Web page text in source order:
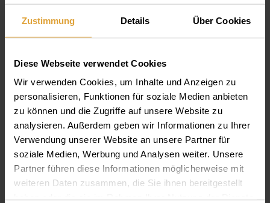
Zustimmung Details Über Cookies
Diese Webseite verwendet Cookies
Wir verwenden Cookies, um Inhalte und Anzeigen zu
personalisieren, Funktionen für soziale Medien anbieten
zu können und die Zugriffe auf unsere Website zu
analysieren. Außerdem geben wir Informationen zu Ihrer
Verwendung unserer Website an unsere Partner für
soziale Medien, Werbung und Analysen weiter. Unsere
Partner führen diese Informationen möglicherweise mit
weiteren Daten zusammen, die Sie ihnen bereitgestellt
haben oder die sie im Rahmen Ihrer Nutzung der Dienste
Direkt hej
Fehérítés
árak
Dr Sterba Károly
Implantátum
Gyerek
ászf